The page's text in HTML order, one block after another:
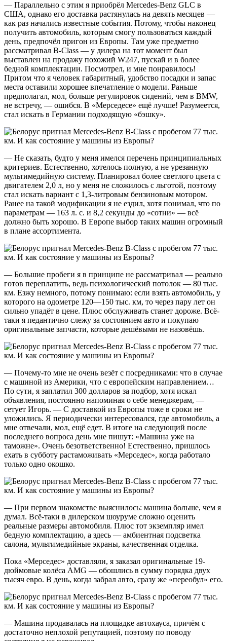
— Параллельно с этим я приобрёл Mercedes-Benz GLC в
США, однако его доставка растянулась на девять месяцев —
как раз начались известные события. Потому, чтобы наконец
получить автомобиль, которым смогу пользоваться каждый
день, предпочёл пригон из Европы. Там уже предметно
рассматривал B-Class — у дилера на тот момент был
выставлен на продажу похожий W247, пускай и в более
бедной комплектации. Посмотрел, и мне понравилось!
Притом что я человек габаритный, удобство посадки и запас
места оставили хорошее впечатление о модели. Раньше
предполагал, мол, больше регулировок сидений, чем в BMW,
не встречу, — ошибся. В «Мерседесе» ещё лучше! Разумеется,
стал искать в Германии подходящую «бэшку».
— Не сказать, будто у меня имелся перечень принципиальных
критериев. Естественно, хотелось полную, а не урезанную
мультимедийную систему. Планировал более светлого цвета с
двигателем 2,0 л, но у меня не сложилось с льготой, поэтому
стал искать вариант с 1,3-литровым бензиновым мотором.
Ранее на такой модификации я не ездил, хотя понимал, что по
параметрам — 163 л. с. и 8,2 секунды до «сотни» — всё
должно быть хорошо. В Европе выбор таких машин огромный
в плане ассортимента.
— Большие пробеги я в принципе не рассматривал — реально
готов переплатить, ведь психологический потолок — 80 тыс.
км. Езжу немного, потому понимаю: если взять автомобиль, у
которого на одометре 120—150 тыс. км, то через пару лет он
сильно упадёт в цене. Плюс обслуживать станет дороже. Всё-
таки я педантично слежу за состоянием авто и покупаю
оригинальные запчасти, которые дешёвыми не назовёшь.
— Почему-то мне не очень везёт с посредниками: что в случае
с машиной из Америки, что с европейским направлением…
По сути, я заплатил 300 долларов за подбор, хотя искал
объявления, постоянно напоминая о себе менеджерам, —
сетует Игорь. — С доставкой из Европы тоже в сроки не
уложились. Я периодически интересовался, где автомобиль, а
мне отвечали, мол, ещё едет. В итоге на следующий после
последнего вопроса день мне пишут: «Машина уже на
таможне». Очень безответственно! Естественно, пришлось
ехать в субботу растаможивать «Мерседес», когда работало
только одно окошко.
— При первом знакомстве выяснилось: машина больше, чем я
думал. Всё-таки в дилерском шоуруме сложно оценить
реальные размеры автомобиля. Плюс тот экземпляр имел
бедную комплектацию, а здесь — амбиентная подсветка
салона, мультимедийные экраны, качественная отделка.
Пока «Мерседес» доставляли, я заказал оригинальные 19-
дюймовые колёса AMG — обошлись в сумму порядка двух
тысяч евро. В день, когда забрал авто, сразу же «переобул» его.
— Машина продавалась на площадке автохауса, причём с
достаточно неплохой репутацией, поэтому по поводу